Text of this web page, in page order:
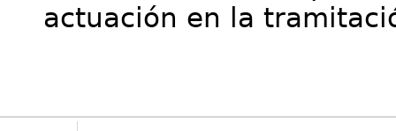
actuación en la